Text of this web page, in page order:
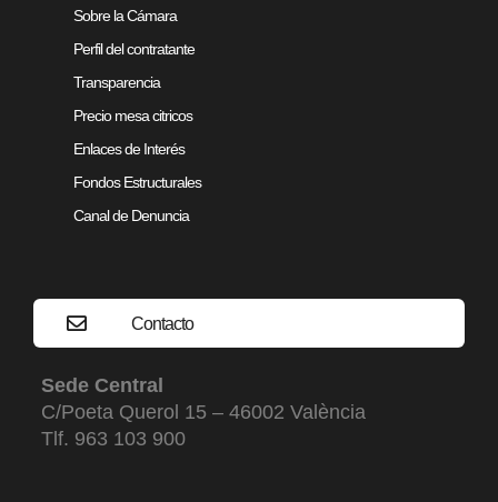
Sobre la Cámara
Perfil del contratante
Transparencia
Precio mesa citricos
Enlaces de Interés
Fondos Estructurales
Canal de Denuncia
Contacto
Sede Central
C/Poeta Querol 15 – 46002 València
Tlf. 963 103 900